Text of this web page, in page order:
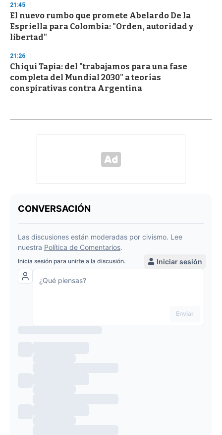
21:45
El nuevo rumbo que promete Abelardo De la
Espriella para Colombia: "Orden, autoridad y
libertad"
21:26
Chiqui Tapia: del "trabajamos para una fase
completa del Mundial 2030" a teorías
conspirativas contra Argentina